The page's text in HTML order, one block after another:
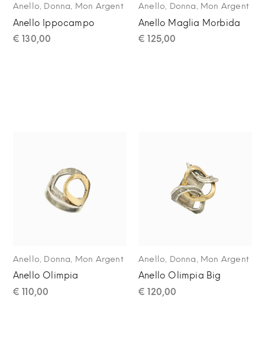
Anello, Donna, Mon Argent
Anello Ippocampo
€ 130,00
Anello, Donna, Mon Argent
Anello Maglia Morbida
€ 125,00
Anello Donna Mon Argent
Anello Olimpia
€ 110,00
Anello Donna Mon Argent
Anello Olimpia Big
€ 120,00